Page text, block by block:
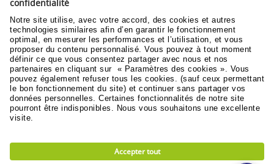
© Lyreco 2024
Conditions generales de vente|Conditions
generales d'utilisation|Conditions de retours
Privacy Settings|Plan du site